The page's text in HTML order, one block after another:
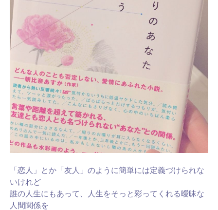
「恋人」とか「友人」のように簡単には定義づけられな
いけれど
誰の人生にもあって、人生をそっと彩ってくれる曖昧な
人間関係を